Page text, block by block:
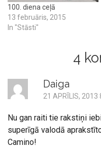
100. diena ceļā
13 februāris, 2015
In "Stāsti"
4
Daiga
21 APRĪLIS, 2013
Nu gan raiti tie rakstiņi
superīgā valodā
Camino!